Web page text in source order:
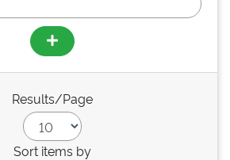
Results/Page
Sort items by